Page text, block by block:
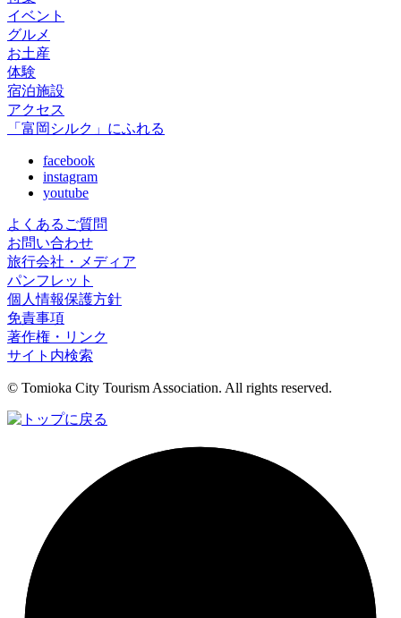
イベント
グルメ
お土産
体験
宿泊施設
アクセス
「富岡シルク」にふれる
facebook
instagram
youtube
よくあるご質問
お問い合わせ
旅行会社・メディア
パンフレット
個人情報保護方針
免責事項
著作権・リンク
サイト内検索
© Tomioka City Tourism Association. All rights reserved.